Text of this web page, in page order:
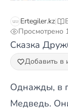
Ertegiler.kz|
Просмотрено
Сказка
Добавить в
Однажды, в
Медведь.